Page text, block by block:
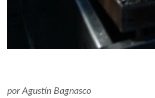
porAgustín Bagnasco